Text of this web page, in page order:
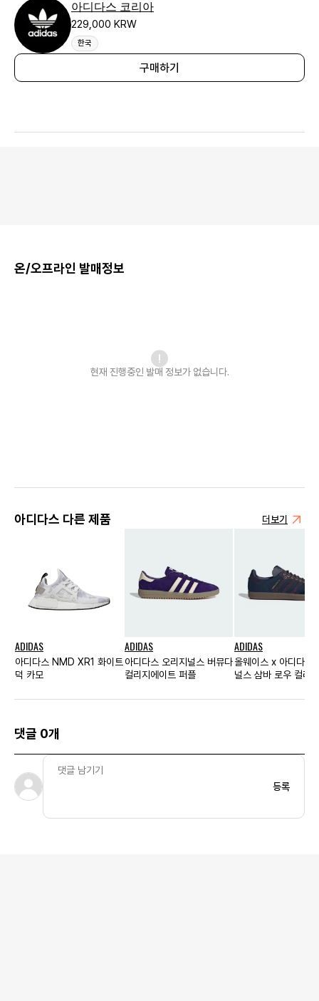
아디다스 코리아
229,000 KRW
한국
구매하기
온/오프라인 발매정보
현재 진행중인 발매 정보가 없습니다.
아디다스 다른 제품 더보기
ADIDAS
아디다스 NMD XR1 화이트
덕 카모
ADIDAS
아디다스 오리지널스 버뮤다
컬리지에이트 퍼플
ADIDAS
올웨이스 x 아디다스
널스 삼바 로우 컬리
댓글 0개
등록